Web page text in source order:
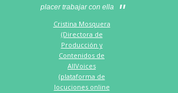
placer trabajar con ella
Cristina Mosquera
(Directora de
Producción y
Contenidos de
AllVoices
(plataforma de
locuciones online